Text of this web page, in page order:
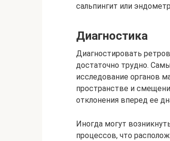
сальпингит или
Диагностика
Диагностировать
достаточно трудно.
исследование органов
пространстве и
отклонения вперед ее
Иногда могут
процессов, что